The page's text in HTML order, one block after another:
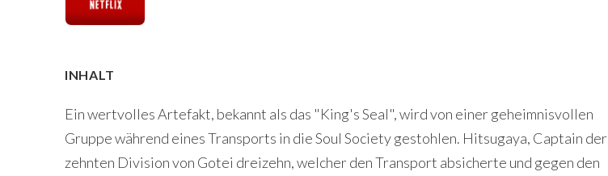
INHALT
Ein wertvolles Artefakt, bekannt als das "King's Seal", wird von einer geheimnisvollen
Gruppe während eines Transports in die Soul Society gestohlen. Hitsugaya, Captain der
zehnten Division von Gotei dreizehn, welcher den Transport absicherte und gegen den